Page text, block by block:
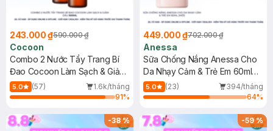
243.000 ₫590.000 ₫
Cocoon
Combo 2 Nước Tẩy Trang Bí
Đao Cocoon Làm Sạch & Giảm
Dầu 500ml
5.0 (57)
1.6k/tháng
91%
449.000 ₫702.000 ₫
Anessa
Sữa Chống Nắng Anessa Cho
Da Nhạy Cảm & Trẻ Em 60ml
(Mới)
5.0 (23)
394/tháng
64%
-38% -59%